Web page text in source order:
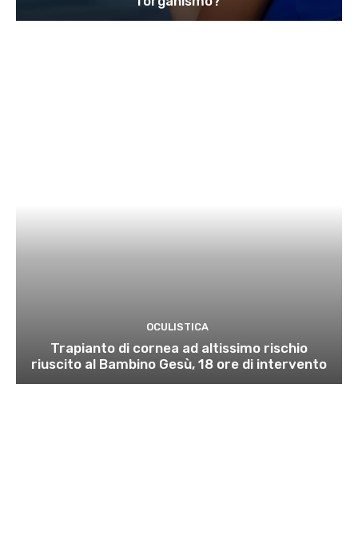
OCULISTICA
Trapianto di cornea ad altissimo rischio
riuscito al Bambino Gesù, 18 ore di intervento